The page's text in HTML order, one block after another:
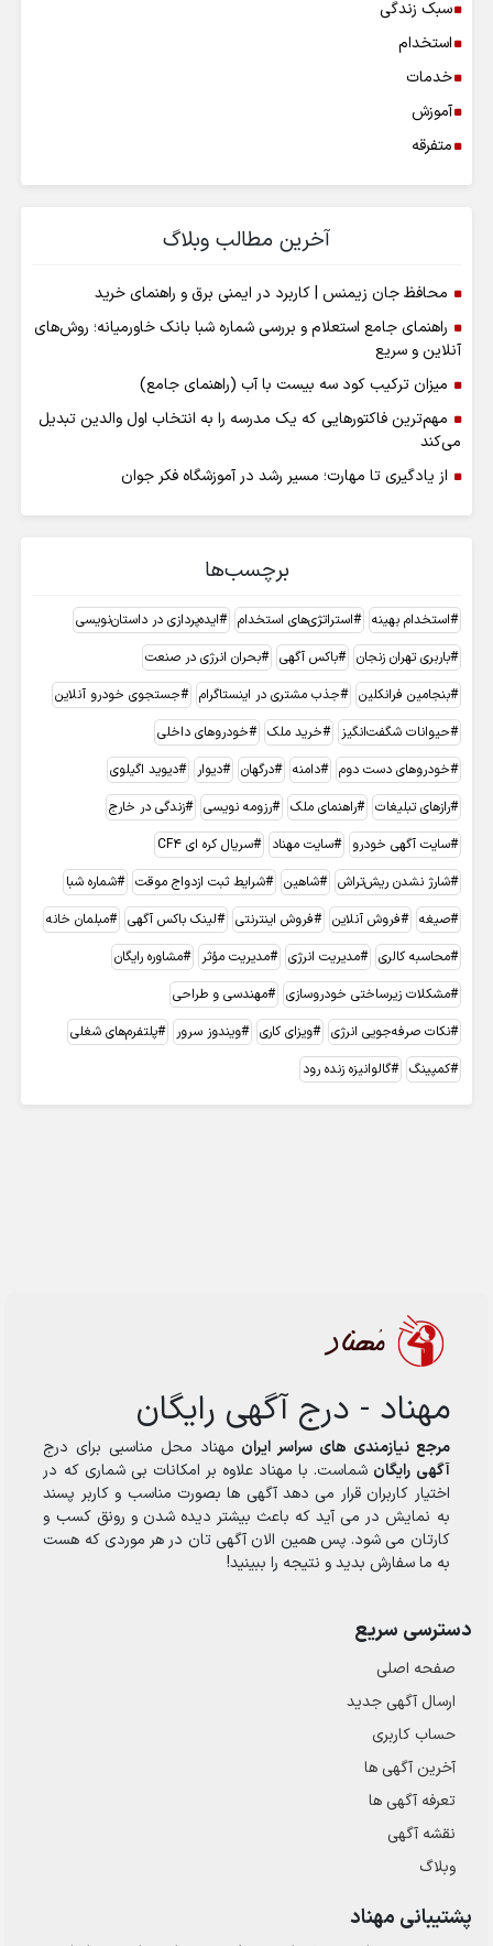
سبک زندگی
استخدام
خدمات
آموزش
متفرقه
آخرین مطالب وبلاگ
محافظ جان زیمنس | کاربرد در ایمنی برق و راهنمای خرید
راهنمای جامع استعلام و بررسی شماره شبا بانک خاورمیانه؛ روش‌های
آنلاین و سریع
میزان ترکیب کود سه بیست با آب (راهنمای جامع)
مهم‌ترین فاکتورهایی که یک مدرسه را به انتخاب اول والدین تبدیل
می‌کند
از یادگیری تا مهارت؛ مسیر رشد در آموزشگاه فکر جوان
برچسب‌ها
استخدام بهینه استراتژی‌های استخدام
ایده‌پردازی در داستان‌نویسی
باربری تهران زنجان
باکس آگهی
بحران انرژی در صنعت
بنجامین فرانکلین
جذب مشتری در اینستاگرام
جستجوی خودرو آنلاین
حیوانات شگفت‌انگیز
خرید ملک
خودروهای داخلی
خودروهای دست دوم
دامنه درگهان دیوار
دیوید اگیلوی
رازهای تبلیغات
راهنمای ملک رزومه نویسی
زندگی در خارج
سایت آگهی خودرو
سایت مهناد
سریال کره ای CF4
شارژ نشدن ریش‌تراش
شاهین شرایط ثبت ازدواج موقت
شماره شبا
صیغه
فروش آنلاین فروش اینترنتی لینک باکس آگهی
مبلمان خانه
محاسبه کالری
مدیریت انرژی مدیریت مؤثر
مشاوره رایگان
مشکلات زیرساختی خودروسازی
مهندسی و طراحی
نکات صرفه‌جویی انرژی
ویزای کاری ویندوز سرور
پلتفرم‌های شغلی
کمپینگ
گالوانیزه زنده رود
مهناد - درج آگهی رایگان
مرجع نیازمندی های سراسر ایران مهناد محل مناسبی برای درج
آگهی رایگان شماست. با مهناد علاوه بر امکانات بی شماری که در
اختیار کاربران قرار می دهد آگهی ها بصورت مناسب و کاربر پسند
به نمایش در می آید که باعث بیشتر دیده شدن و رونق کسب و
کارتان می شود. پس همین الان آگهی تان در هر موردی که هست
به ما سفارش بدید و نتیجه را ببینید!
دسترسی سریع
صفحه اصلی
ارسال‌ آگهی جدید
حساب کاربری
آخرین آگهی ها
تعرفه آگهی ها
نقشه آگهی
وبلاگ
پشتیبانی مهناد